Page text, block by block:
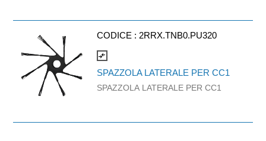
CODICE : 2RRX.TNB0.PU320
compare_arrows
SPAZZOLA LATERALE PER CC1
SPAZZOLA LATERALE PER CC1